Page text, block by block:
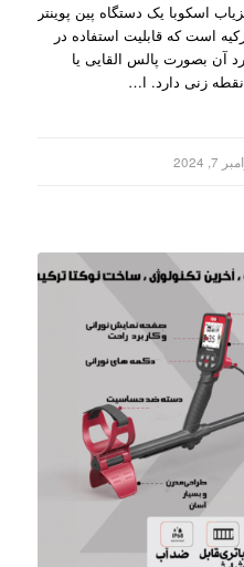
اسکوبا یک دستگاه پین پوینتر
است که قابلیت استفاده در
آن بصورت پالس القایی یا
زنی دارد. ا…
7, 2024